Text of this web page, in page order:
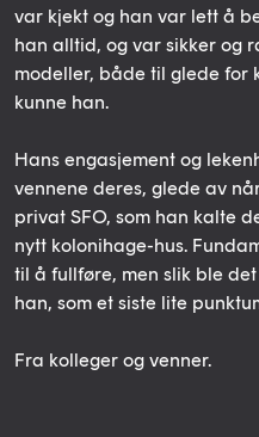
var kjekt og han var lett å
han alltid, og var sikker og
modeller, både til glede for
kunne han.
Hans engasjement og
vennene deres, glede av
privat SFO, som han kalte
nytt kolonihage-hus.
til å fullføre, men slik ble
han, som et siste lite
Fra kolleger og venner.